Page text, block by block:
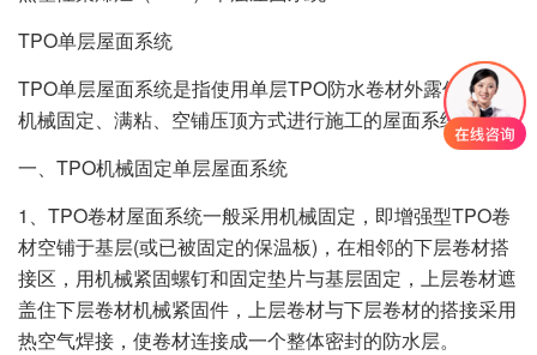
TPO单层屋面系统
TPO单层屋面系统是指使用单层TPO防水卷材外露使用，用
机械固定、满粘、空铺压顶方式进行施工的屋面系统。
一、TPO机械固定单层屋面系统
1、TPO卷材屋面系统一般采用机械固定，即增强型TPO卷
材空铺于基层(或已被固定的保温板)，在相邻的下层卷材搭
接区，用机械紧固螺钉和固定垫片与基层固定，上层卷材遮
盖住下层卷材机械紧固件，上层卷材与下层卷材的搭接采用
热空气焊接，使卷材连接成一个整体密封的防水层。